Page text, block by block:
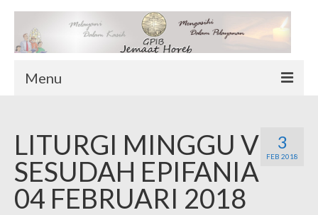
Menu
Sekilas Tentang Horeb
Wilayah Pelayanan
Download Form
Suluh Sepekan
3
FEB 2018
LITURGI MINGGU V
SESUDAH EPIFANIA
04 FEBRUARI 2018